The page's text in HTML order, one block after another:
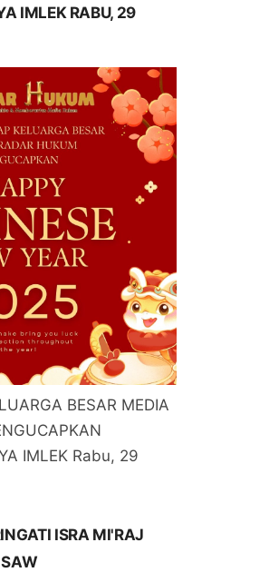
IMLEK RABU, 29
BESAR MEDIA
IMLEK Rabu, 29
ISRA MI'RAJ